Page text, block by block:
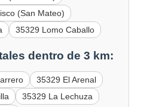
(San Mateo)
35329 Lomo Caballo
dentro de 3 km:
35329 El Arenal
35329 La Lechuza